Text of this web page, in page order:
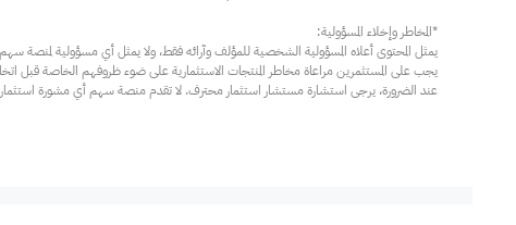
عند الضرورة، يرجى استشارة مستشار استثمار محترف. لا تقدم منصة سهم أي مشورة